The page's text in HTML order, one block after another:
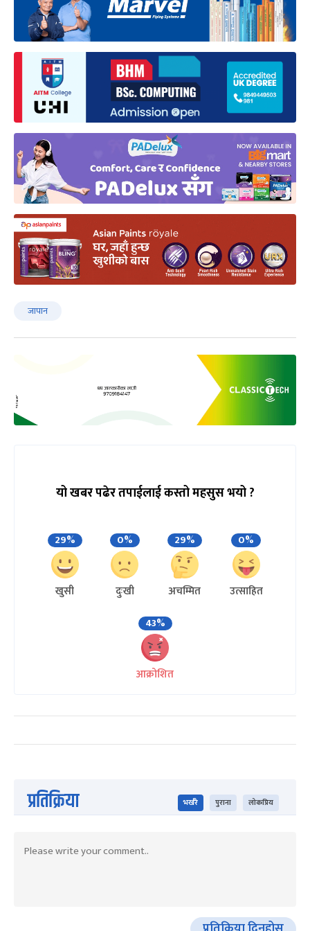
जापान
यो खबर पढेर तपाईलाई कस्तो महसुस भयो ?
29%
खुसी
0%
दुःखी
29%
अचम्मित
0%
उत्साहित
43%
आक्रोशित
प्रतिक्रिया भर्खरै पुराना लोकप्रिय